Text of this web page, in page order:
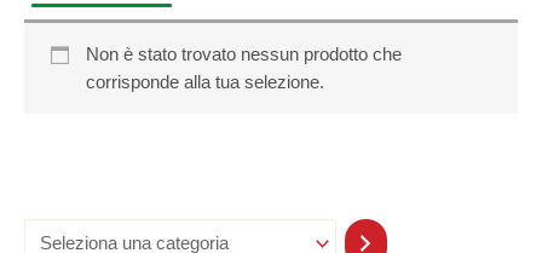
a
Non è stato trovato nessun prodotto che
corrisponde alla tua selezione.